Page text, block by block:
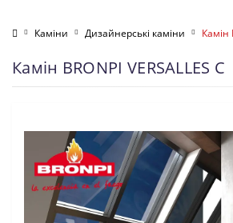
Каміни Дизайнерські каміни Камін
Камін BRONPI VERSALLES С